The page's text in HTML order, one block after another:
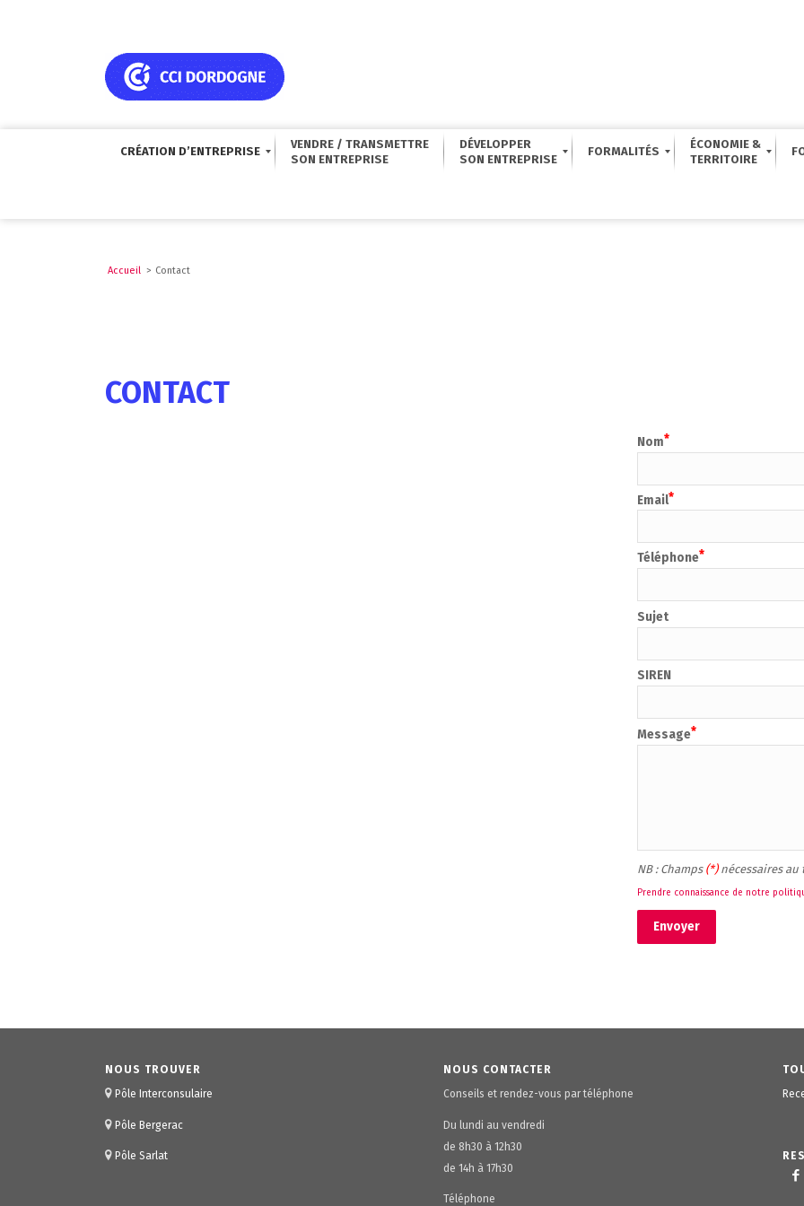
CRÉATION D’ENTREPRISE
VENDRE / TRANSMETTRE
DÉVELOPPER
FORMALITÉS
ÉCONOMIE &
Accueil > Contact
CONTACT
Nom
Email
Téléphone
Sujet
SIREN
Message
NB : Champs (*) nécessaires
Prendre connaissance de notre
Envoyer
NOUS TROUVER
Pôle Interconsulaire
Pôle Bergerac
Pôle Sarlat
NOUS CONTACTER
Conseils et rendez-vous par téléphone
Du lundi au vendredi
de 8h30 à 12h30
de 14h à 17h30
Téléphone